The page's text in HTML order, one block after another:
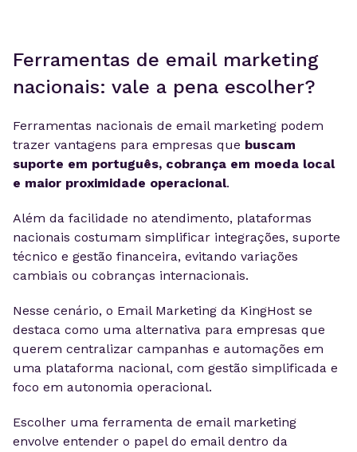
Ferramentas de email marketing
nacionais: vale a pena escolher?
Ferramentas nacionais de email marketing podem
trazer vantagens para empresas que buscam
suporte em português, cobrança em moeda local
e maior proximidade operacional.
Além da facilidade no atendimento, plataformas
nacionais costumam simplificar integrações, suporte
técnico e gestão financeira, evitando variações
cambiais ou cobranças internacionais.
Nesse cenário, o Email Marketing da KingHost se
destaca como uma alternativa para empresas que
querem centralizar campanhas e automações em
uma plataforma nacional, com gestão simplificada e
foco em autonomia operacional.
Escolher uma ferramenta de email marketing
envolve entender o papel do email dentro da